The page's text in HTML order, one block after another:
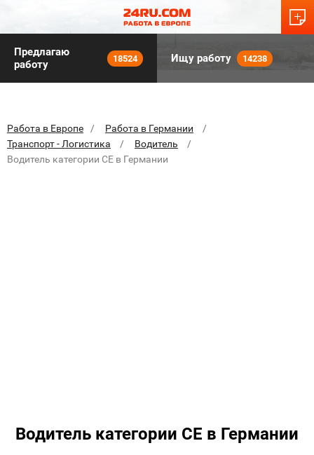
Предлагаю
работу
18524 Ищу работу 14238
Работа в Европе
Работа в Германии
Транспорт - Логистика
Водитель
Водитель категории CE в Германии
Водитель категории CE в Германии